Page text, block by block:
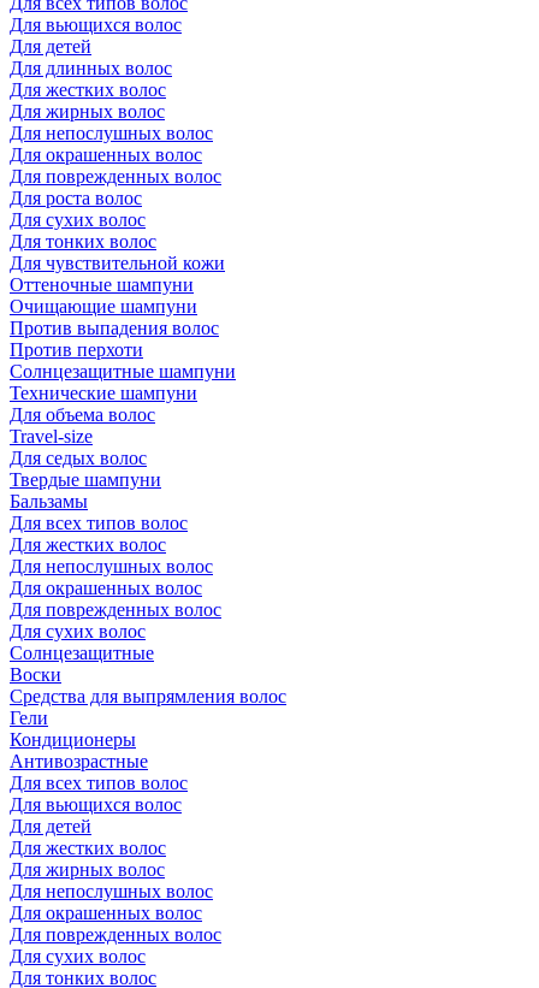
Для вьющихся волос
Для детей
Для длинных волос
Для жестких волос
Для жирных волос
Для непослушных волос
Для окрашенных волос
Для поврежденных волос
Для роста волос
Для сухих волос
Для тонких волос
Для чувствительной кожи
Оттеночные шампуни
Очищающие шампуни
Против выпадения волос
Против перхоти
Солнцезащитные шампуни
Технические шампуни
Для объема волос
Travel-size
Для седых волос
Твердые шампуни
Бальзамы
Для всех типов волос
Для жестких волос
Для непослушных волос
Для окрашенных волос
Для поврежденных волос
Для сухих волос
Солнцезащитные
Воски
Средства для выпрямления волос
Гели
Кондиционеры
Антивозрастные
Для всех типов волос
Для вьющихся волос
Для детей
Для жестких волос
Для жирных волос
Для непослушных волос
Для окрашенных волос
Для поврежденных волос
Для сухих волос
Для тонких волос